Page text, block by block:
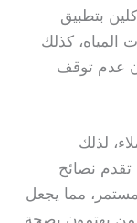
بتطبيق
المياه، كذلك
عدم توقف
لذلك
تقدم نصائح
مما يجعل